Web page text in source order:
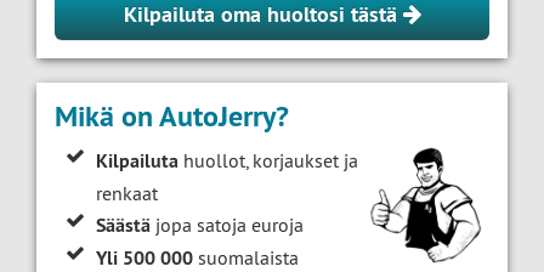
Kilpailuta oma huoltosi tästä
Mikä on AutoJerry?
Kilpailuta huollot, korjaukset ja
renkaat
Säästä jopa satoja euroja
Yli 500 000 suomalaista